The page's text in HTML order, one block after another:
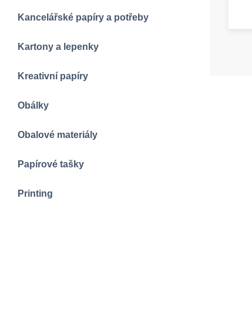
Kancelářské papíry a potřeby
Kartony a lepenky
Kreativní papíry
Obálky
Obalové materiály
Papírové tašky
Printing